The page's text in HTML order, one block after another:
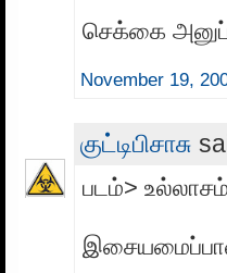
செக்கை
November 19,
குட்டிபிசாசு
படம்> உல்லாசம்